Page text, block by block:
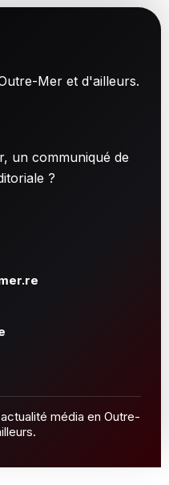
Mer et d'ailleurs.
un communiqué de
?
média en Outre-